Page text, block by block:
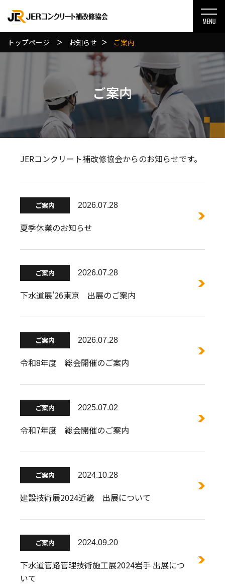
トップページ お知らせ ご案内
ご案内
JERコンクリート補改修協会からのお知らせです。
ご案内 2026.07.28
夏季休業のお知らせ
ご案内 2026.07.28
下水道展’26東京 出展のご案内
ご案内 2026.07.28
令和8年度 総会開催のご案内
ご案内 2025.07.02
令和7年度 総会開催のご案内
ご案内 2024.10.28
建設技術展2024近畿 出展について
ご案内 2024.09.20
下水道管路管理技術施工展2024岩手 出展につ
いて